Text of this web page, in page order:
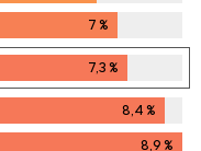
7%
7,3%
8,4%
8,9%